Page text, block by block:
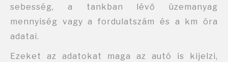
sebesség, a tankban lévő üzemanyag
mennyiség vagy a fordulatszám és a km óra
adatai.
Ezeket az adatokat maga az autó is kijelzi,